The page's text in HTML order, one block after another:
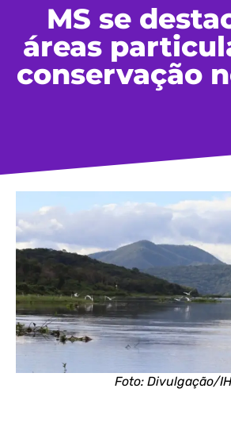
MS se
áreas
conservação
Foto: Divulgação/